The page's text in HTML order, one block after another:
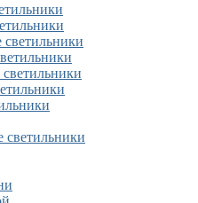
светильники